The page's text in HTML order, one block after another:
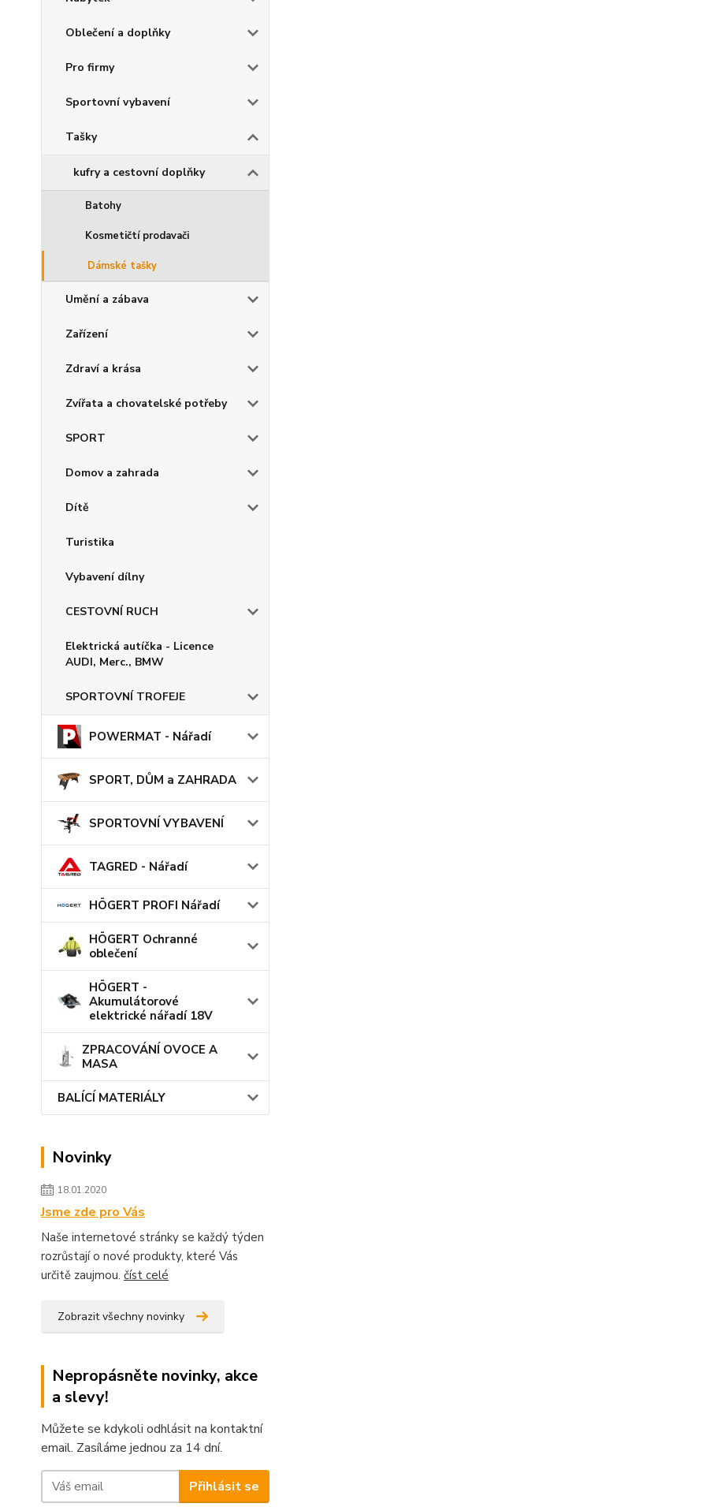
Oblečení a doplňky
Pro firmy
Sportovní vybavení
Tašky
kufry a cestovní doplňky
Batohy
Kosmetičtí prodavači
Dámské tašky
Umění a zábava
Zařízení
Zdraví a krása
Zvířata a chovatelské potřeby
SPORT
Domov a zahrada
Dítě
Turistika
Vybavení dílny
CESTOVNÍ RUCH
Elektrická autíčka - Licence
AUDI, Merc., BMW
SPORTOVNÍ TROFEJE
POWERMAT - Nářadí
SPORT, DŮM a ZAHRADA
SPORTOVNÍ VYBAVENÍ
TAGRED - Nářadí
HÖGERT PROFI Nářadí
HÖGERT Ochranné
oblečení
HÖGERT -
Akumulátorové
elektrické nářadí 18V
ZPRACOVÁNÍ OVOCE A
MASA
BALÍCÍ MATERIÁLY
Novinky
18.01.2020
Jsme zde pro Vás
Naše internetové stránky se každý týden
rozrůstají o nové produkty, které Vás
určitě zaujmou. číst celé
Zobrazit všechny novinky
Nepropásněte novinky, akce
a slevy!
Můžete se kdykoli odhlásit na kontaktní
email. Zasíláme jednou za 14 dní.
Přihlásit se